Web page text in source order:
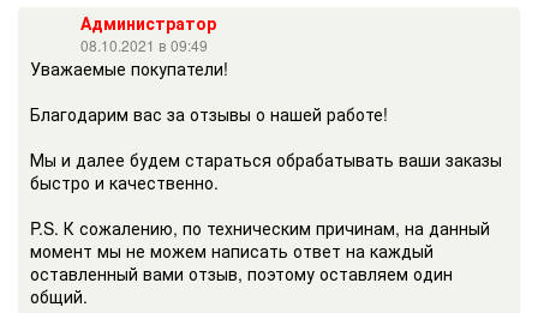
Администратор
08.10.2021 в 09:49
Уважаемые покупатели!
Благодарим вас за отзывы о нашей работе!
Мы и далее будем стараться обрабатывать ваши заказы
быстро и качественно.
P.S. К сожалению, по техническим причинам, на данный
момент мы не можем написать ответ на каждый
оставленный вами отзыв, поэтому оставляем один
общий.